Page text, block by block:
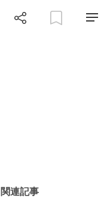
関連記事